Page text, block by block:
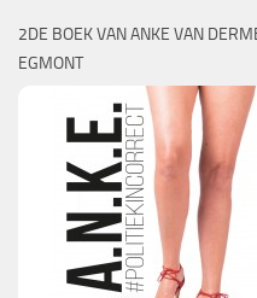
2DE BOEK VAN ANKE VAN
EGMONT